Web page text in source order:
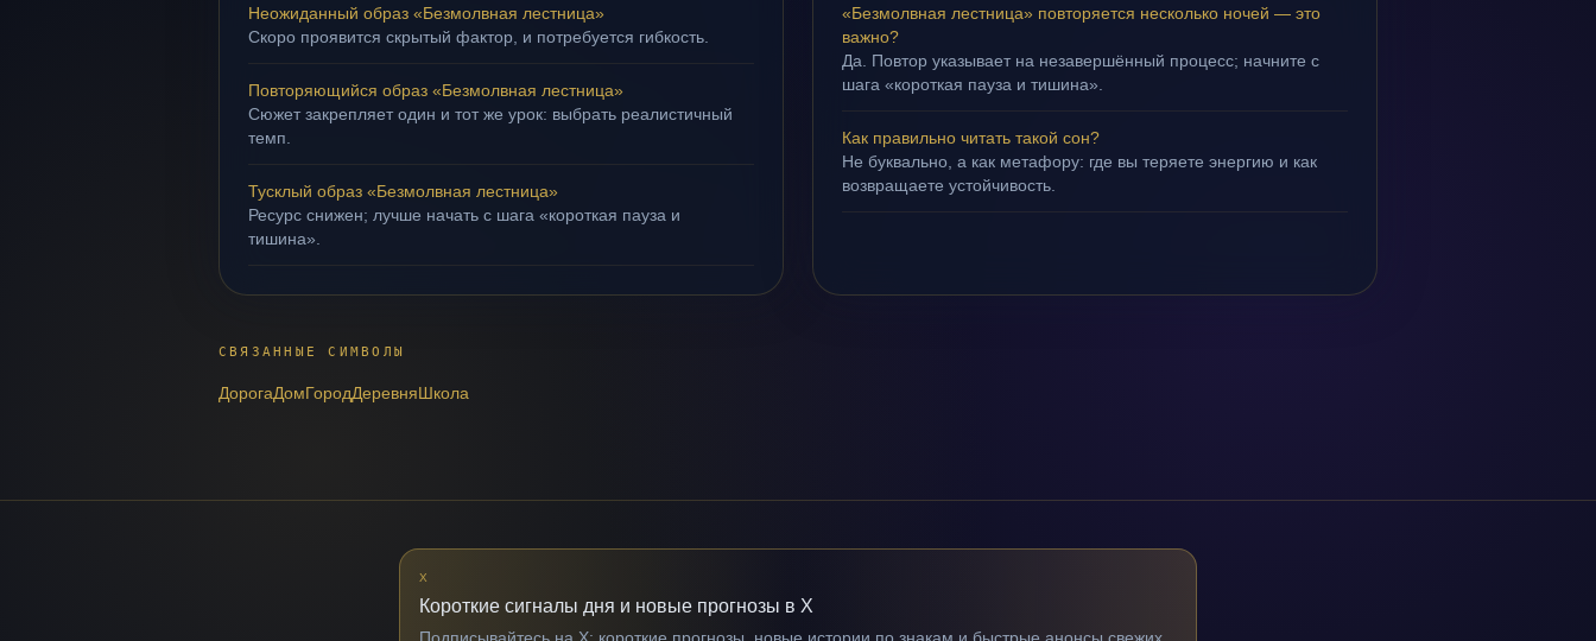
Неожиданный образ «Безмолвная лестница»
Скоро проявится скрытый фактор, и потребуется гибкость.
Повторяющийся образ «Безмолвная лестница»
Сюжет закрепляет один и тот же урок: выбрать реалистичный
темп.
Тусклый образ «Безмолвная лестница»
Ресурс снижен; лучше начать с шага «короткая пауза и
тишина».
«Безмолвная лестница» повторяется несколько ночей — это
важно?
Да. Повтор указывает на незавершённый процесс; начните с
шага «короткая пауза и тишина».
Как правильно читать такой сон?
Не буквально, а как метафору: где вы теряете энергию и как
возвращаете устойчивость.
СВЯЗАННЫЕ СИМВОЛЫ
ДорогаДомГородДеревняШкола
X
Короткие сигналы дня и новые прогнозы в X